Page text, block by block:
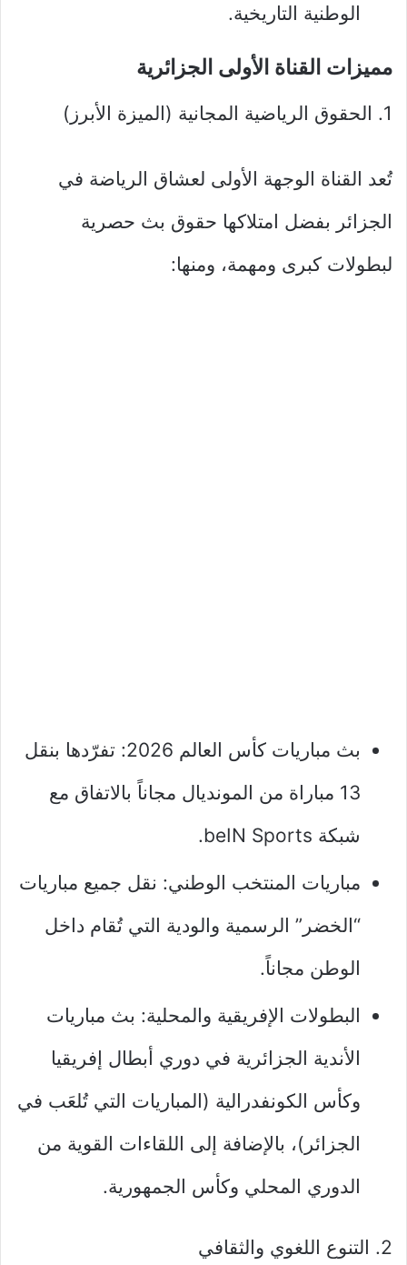
الوطنية التاريخية.
مميزات القناة الأولى الجزائرية
1. الحقوق الرياضية المجانية (الميزة الأبرز)
تُعد القناة الوجهة الأولى لعشاق الرياضة في
الجزائر بفضل امتلاكها حقوق بث حصرية
لبطولات كبرى ومهمة، ومنها:
بث مباريات كأس العالم 2026: تفرّدها بنقل
13 مباراة من المونديال مجاناً بالاتفاق مع
شبكة beIN Sports.
مباريات المنتخب الوطني: نقل جميع مباريات
“الخضر” الرسمية والودية التي تُقام داخل
الوطن مجاناً.
البطولات الإفريقية والمحلية: بث مباريات
الأندية الجزائرية في دوري أبطال إفريقيا
وكأس الكونفدرالية (المباريات التي تُلعَب في
الجزائر)، بالإضافة إلى اللقاءات القوية من
الدوري المحلي وكأس الجمهورية.
2. التنوع اللغوي والثقافي